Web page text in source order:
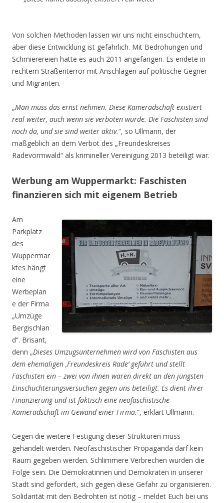
Von solchen Methoden lassen wir uns nicht einschüchtern,
aber diese Entwicklung ist gefährlich. Mit Bedrohungen und
Schmierereien hatte es auch 2011 angefangen. Es endete in
rechtem Straßenterror mit Anschlägen auf politische Gegner
und Migranten.
„Man muss das ernst nehmen. Diese Kameradschaft existiert
real weiter, auch wenn sie verboten wurde. Die Faschisten sind
noch da, und sie sind weiter aktiv.“, so Ullmann, der
maßgeblich an dem Verbot des „Freundeskreises
Radevormwald“ als krimineller Vereinigung 2013 beteiligt war.
Werbung am Wuppermarkt: Faschisten
finanzieren sich mit eigenem Betrieb
Am
Parkplatz
des
Wuppermar
ktes hängt
eine
Werbeplan
e der Firma
„Umzüge
Bergischlan
d“. Brisant,
denn „Dieses Umzugsunternehmen wird von Faschisten aus
dem ehemaligen ‚Freundeskreis Rade‘ geführt und stellt
Faschisten ein – zwei von ihnen waren direkt an den jüngsten
Einschüchterungsversuchen gegen uns beteiligt. Es dient ihrer
Finanzierung und ist faktisch eine neofaschistische
Kameradschaft im Gewand einer Firma.“, erklärt Ullmann.
Gegen die weitere Festigung dieser Strukturen muss
gehandelt werden. Neofaschistischer Propaganda darf kein
Raum gegeben werden. Schlimmere Verbrechen würden die
Folge sein. Die Demokratinnen und Demokraten in unserer
Stadt sind gefordert, sich gegen diese Gefahr zu organisieren.
Solidarität mit den Bedrohten ist nötig – meldet Euch bei uns